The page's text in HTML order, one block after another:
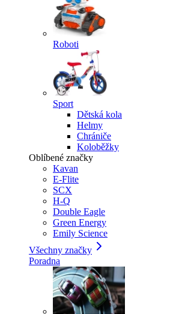
Roboti
Sport
Dětská kola
Helmy
Chrániče
Koloběžky
Oblíbené značky
Kavan
E-Flite
SCX
H-Q
Double Eagle
Green Energy
Emily Science
Všechny značky
Poradna